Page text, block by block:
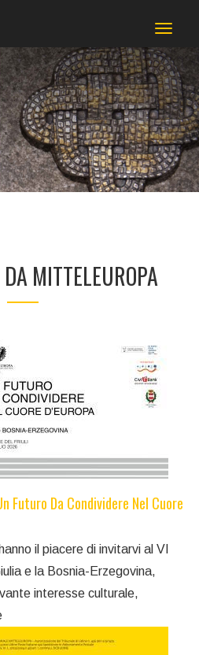
MITTELEUROPA
Futuro Da Condividere Nel Cuore
il piacere di invitarvi al VI
e la Bosnia-Erzegovina,
interesse culturale,